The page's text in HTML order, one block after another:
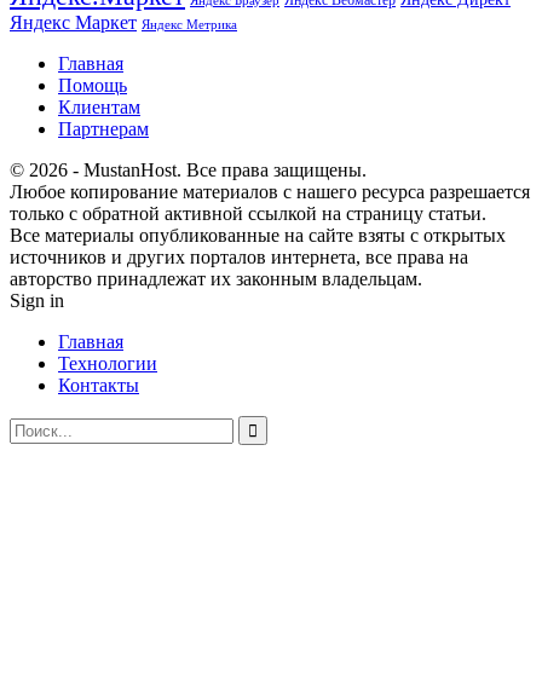
Яндекс Маркет Яндекс Метрика
Главная
Помощь
Клиентам
Партнерам
© 2026 - MustanHost. Все права защищены.
Любое копирование материалов с нашего ресурса разрешается
только с обратной активной ссылкой на страницу статьи.
Все материалы опубликованные на сайте взяты с открытых
источников и других порталов интернета, все права на
авторство принадлежат их законным владельцам.
Sign in
Главная
Технологии
Контакты